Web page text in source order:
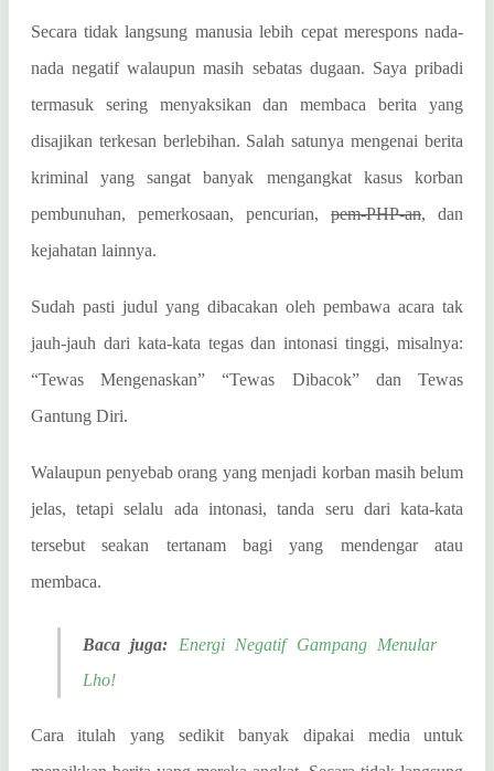
Secara tidak langsung manusia lebih cepat merespons nada-
nada negatif walaupun masih sebatas dugaan. Saya pribadi
termasuk sering menyaksikan dan membaca berita yang
disajikan terkesan berlebihan. Salah satunya mengenai berita
kriminal yang sangat banyak mengangkat kasus korban
pembunuhan, pemerkosaan, pencurian,pem-PHP-an, dan
kejahatan lainnya.
Sudah pasti judul yang dibacakan oleh pembawa acara tak
jauh-jauh dari kata-kata tegas dan intonasi tinggi, misalnya:
“Tewas Mengenaskan” “Tewas Dibacok” dan Tewas
Gantung Diri.
Walaupun penyebab orang yang menjadi korban masih belum
jelas, tetapi selalu ada intonasi, tanda seru dari kata-kata
tersebut seakan tertanam bagi yang mendengar atau
membaca.
Baca juga:
Energi Negatif Gampang Menular
Lho!
Cara itulah yang sedikit banyak dipakai media untuk